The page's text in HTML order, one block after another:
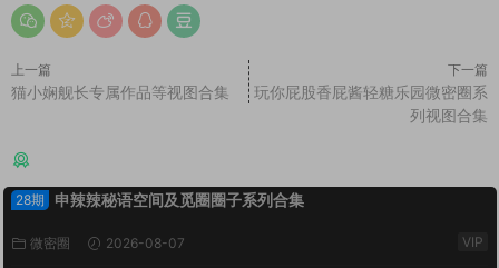
上一篇
猫小娴舰长专属作品等视图合集
下一篇
玩你屁股香屁酱轻糖乐园微密圈系
列视图合集
28期 申辣辣秘语空间及觅圈圈子系列合集
微密圈 2026-08-07 VIP